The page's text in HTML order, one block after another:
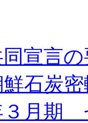
同宣言
石炭
３月期